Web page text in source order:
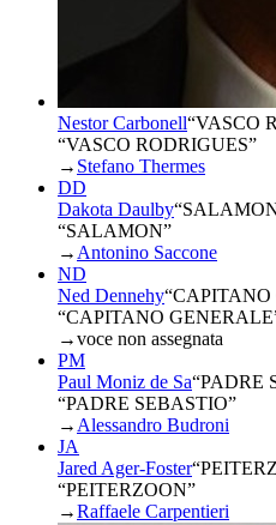
Nestor Carbonell“VASCO
“VASCO RODRIGUES”
→ Stefano Thermes
DD
Dakota Daulby“
“SALAMON”
→ Antonino Saccone
ND
Ned Dennehy“CAPITANO
“CAPITANO
→voce non assegnata
PM
Paul Moniz de Sa“PADRE
“PADRE SEBASTIO”
→ Alessandro Budroni
JA
Jared Ager-Foster“
“PEITERZOON”
→Raffaele Carpentieri